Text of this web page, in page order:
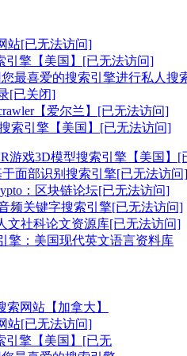
站[已无法访问]
引擎【美国】[已无法访问]
您最喜爱的搜索引擎进行私人搜
[已关闭]
【爱尔兰】[已无法访问]
索引擎【美国】[已无法访问]
游戏3D模型搜索引擎【美国】[
于面部识别搜索引擎[已无法访问]
：区块链论坛[已无法访问]
音频关键字搜索引擎[已无法访问]
文社科论文资源库[已无法访问]
擎：美国现代英文语言资料库
索网站【加拿大】
站[已无法访问]
引擎【美国】[已无